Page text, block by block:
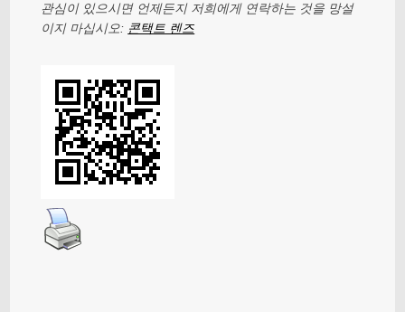
관심이 있으시면 언제든지 저희에게 연락하는 것을 망설
이지 마십시오: 콘택트 렌즈